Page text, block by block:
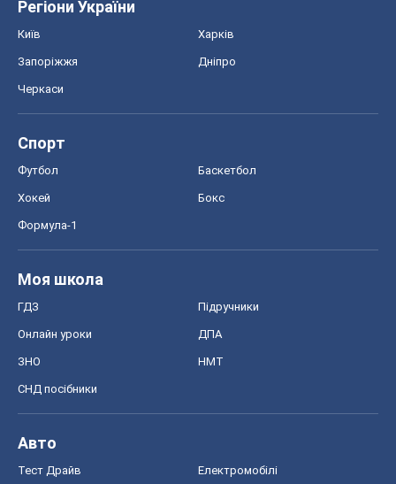
Регіони України
Київ Харків
Запоріжжя Дніпро
Черкаси
Спорт
Футбол Баскетбол
Хокей Бокс
Формула-1
Моя школа
ГДЗ Підручники
Онлайн уроки ДПА
ЗНО НМТ
СНД посібники
Авто
Тест Драйв Електромобілі